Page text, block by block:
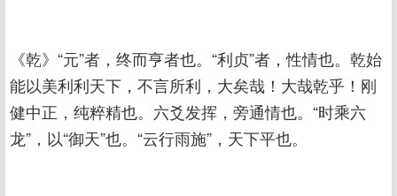
《乾》“元”者，终而亨者也。“利贞”者，性情也。乾始
能以美利利天下，不言所利，大矣哉！大哉乾乎！刚
健中正，纯粹精也。六爻发挥，旁通情也。“时乘六
龙”，以“御天”也。“云行雨施”，天下平也。